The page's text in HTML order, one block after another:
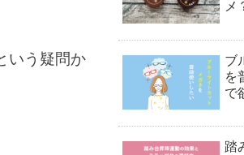
いう疑問か
メ
ブ
を
で
踏